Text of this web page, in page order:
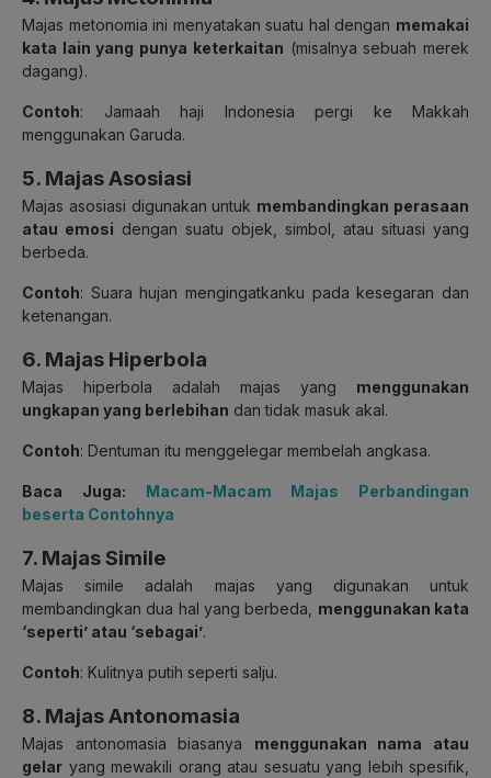
Majas metonomia ini menyatakan suatu hal dengan memakai
kata lain yang punya keterkaitan (misalnya sebuah merek
dagang).
Contoh: Jamaah haji Indonesia pergi ke Makkah
menggunakan Garuda.
5. Majas Asosiasi
Majas asosiasi digunakan untuk membandingkan perasaan
atau emosi dengan suatu objek, simbol, atau situasi yang
berbeda.
Contoh: Suara hujan mengingatkanku pada kesegaran dan
ketenangan.
6. Majas Hiperbola
Majas hiperbola adalah majas yang menggunakan
ungkapan yang berlebihan dan tidak masuk akal.
Contoh: Dentuman itu menggelegar membelah angkasa.
Baca Juga: Macam-Macam Majas Perbandingan
beserta Contohnya
7. Majas Simile
Majas simile adalah majas yang digunakan untuk
membandingkan dua hal yang berbeda, menggunakan kata
‘seperti’ atau ‘sebagai’.
Contoh: Kulitnya putih seperti salju.
8. Majas Antonomasia
Majas antonomasia biasanya menggunakan nama atau
gelar yang mewakili orang atau sesuatu yang lebih spesifik,